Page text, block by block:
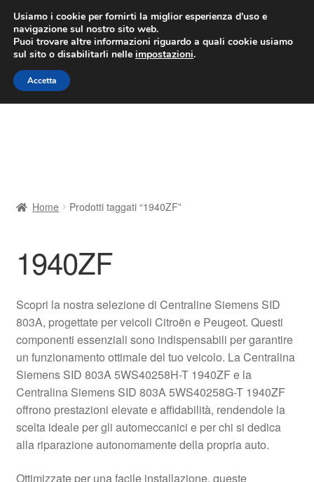
CONSEGNA da 7 EUR
Lun-Ven 9:00 - 16:00/800 580 290
Vai
alla
navigazione
Vai
al
contenuto
Contatto
Il mio account
Pagamenti
Politica sulla riservatezza
Procedura di Reclamo
Registratore di cassa
Home Prodotti taggati “1940ZF”
1940ZF
Scopri la nostra selezione di Centraline Siemens SID
803A, progettate per veicoli Citroën e Peugeot. Questi
componenti essenziali sono indispensabili per garantire
un funzionamento ottimale del tuo veicolo. La Centralina
Siemens SID 803A 5WS40258H-T 1940ZF e la
Centralina Siemens SID 803A 5WS40258G-T 1940ZF
offrono prestazioni elevate e affidabilità, rendendole la
scelta ideale per gli automeccanici e per chi si dedica
alla riparazione autonomamente della propria auto.
Ottimizzate per una facile installazione, queste
Usiamo i cookie per fornirti la miglior esperienza d'uso e
navigazione sul nostro sito web.
Puoi trovare altre informazioni riguardo a quali cookie usiamo
sul sito o disabilitarli nelle impostazioni.
Accetta